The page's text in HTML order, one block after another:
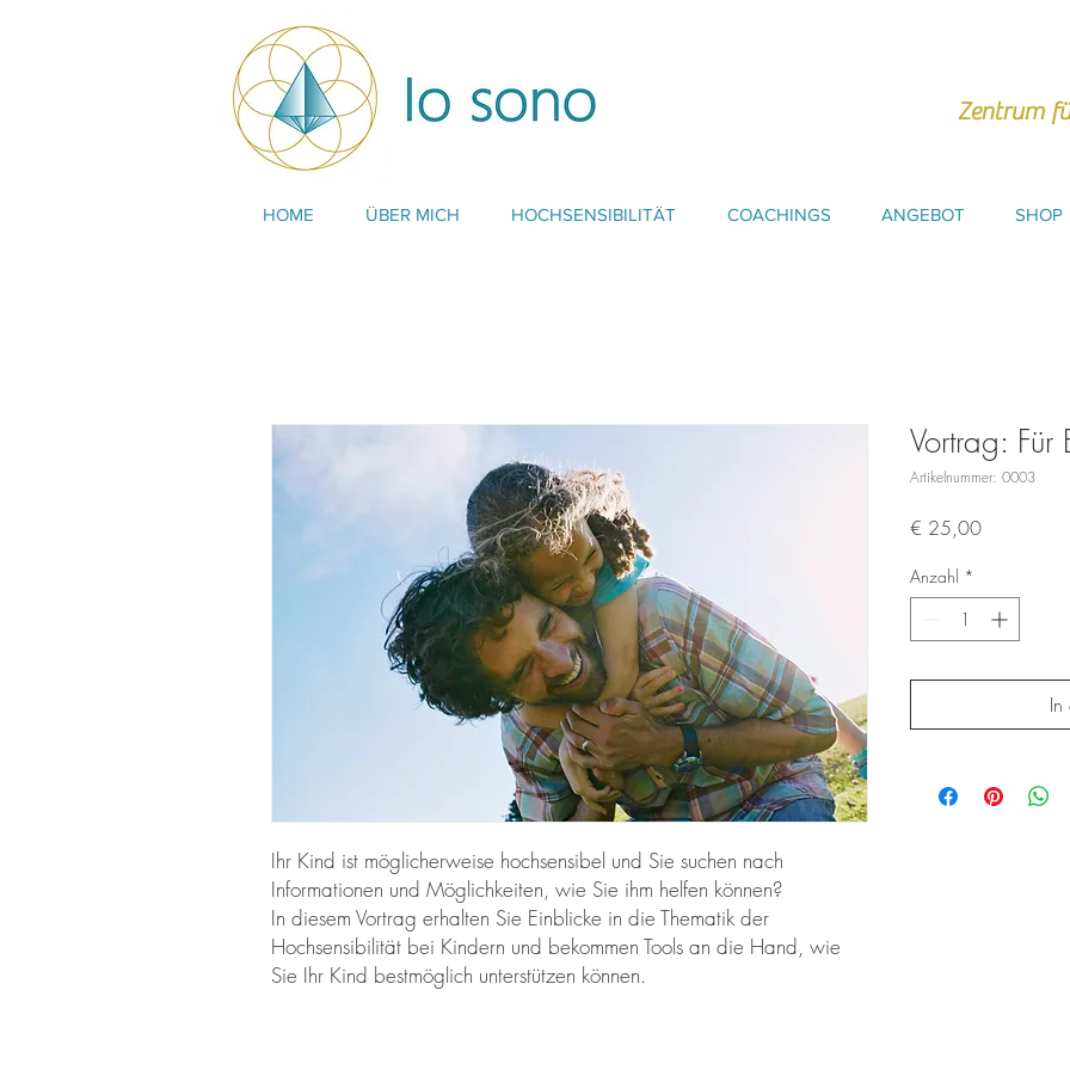
Zentrum
HOME ÜBER MICH HOCHSENSIBILITÄT COACHINGS ANGEBOT SHOP
Ihr Kind ist möglicherweise hochsensibel und Sie suchen nach
Informationen und Möglichkeiten, wie Sie ihm helfen können?
In diesem Vortrag erhalten Sie Einblicke in die Thematik der
Hochsensibilität bei Kindern und bekommen Tools an die Hand, wie
Sie Ihr Kind bestmöglich unterstützen können.
Vortrag: Für
Artikelnummer: 0003
€ 25,00Preis
Anzahl *